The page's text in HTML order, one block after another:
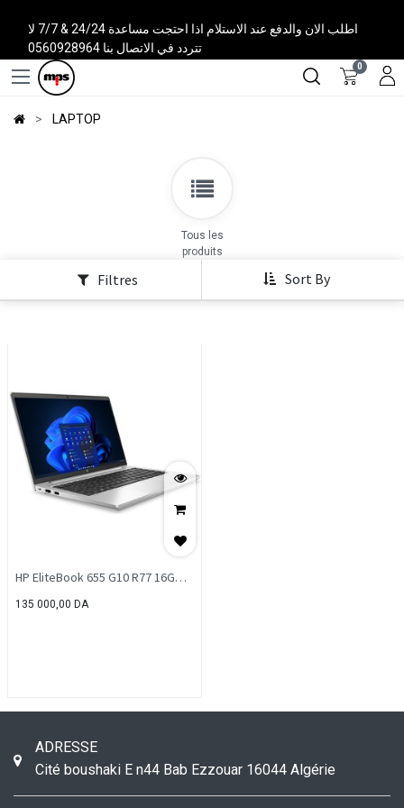
اطلب الان والدفع عند الاستلام اذا احتجت مساعدة 24/24 & 7/7 لا
تتردد في الاتصال بنا 0560928964
0
LAPTOP
Tous les
produits
Filtres Sort By
HP EliteBook 655 G10 R77 16G
135 000,00 DA
ADRESSE
Cité boushaki E n44 Bab Ezzouar 16044 Algérie